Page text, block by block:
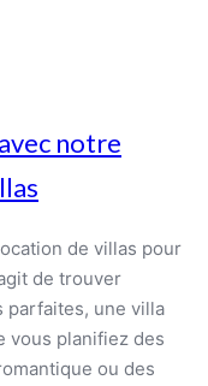
notre
de villas pour
de trouver
parfaites, une villa
vous planifiez des
ou des